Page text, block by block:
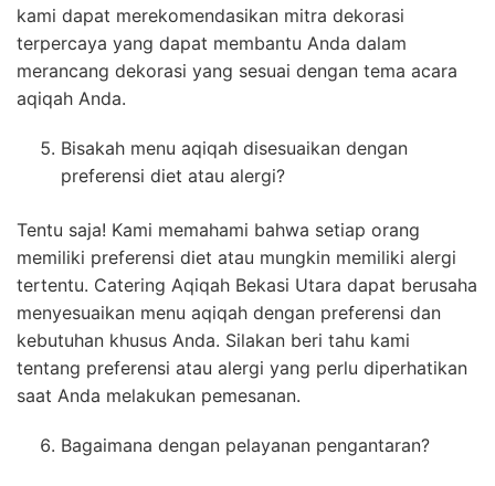
kami dapat merekomendasikan mitra dekorasi
terpercaya yang dapat membantu Anda dalam
merancang dekorasi yang sesuai dengan tema acara
aqiqah Anda.
Bisakah menu aqiqah disesuaikan dengan
preferensi diet atau alergi?
Tentu saja! Kami memahami bahwa setiap orang
memiliki preferensi diet atau mungkin memiliki alergi
tertentu. Catering Aqiqah Bekasi Utara dapat berusaha
menyesuaikan menu aqiqah dengan preferensi dan
kebutuhan khusus Anda. Silakan beri tahu kami
tentang preferensi atau alergi yang perlu diperhatikan
saat Anda melakukan pemesanan.
Bagaimana dengan pelayanan pengantaran?